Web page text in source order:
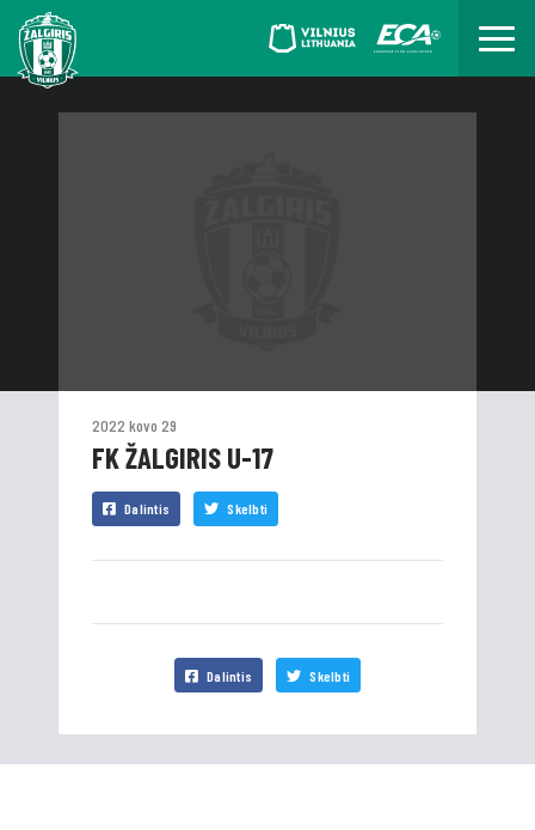
2022 kovo 29
FK ŽALGIRIS U-17
Dalintis Skelbti
Dalintis Skelbti